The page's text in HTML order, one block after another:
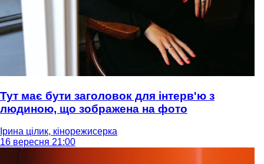
Тут має бути заголовок для інтерв'ю з
людиною, що зображена на фото
Ірина цілик, кінорежисерка
16 вересня 21:00